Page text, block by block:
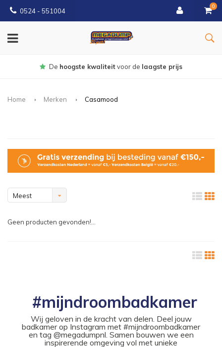
0524 - 551004
0
Gratisbezorgd vanaf €150
Home Merken Casamood
Meest
Geen producten gevonden!...
#mijndroombadkamer
Wij geloven in de kracht van delen. Deel jouw
badkamer op Instagram met #mijndroombadkamer
en tag @megadumpnl. Samen bouwen we een
inspirerende omgeving vol met unieke